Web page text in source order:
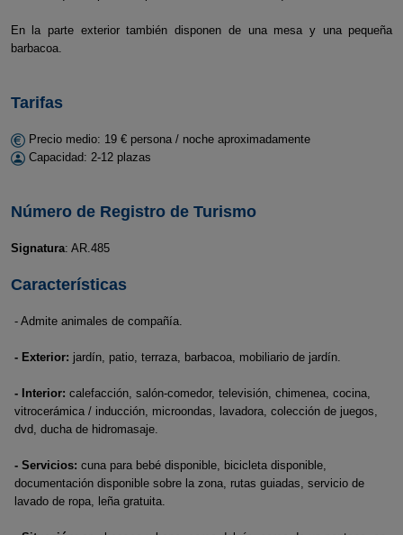
En la parte exterior también disponen de una mesa y una pequeña
barbacoa.
Tarifas
Precio medio: 19 € persona / noche aproximadamente
Capacidad: 2-12 plazas
Número de Registro de Turismo
Signatura: AR.485
Características
- Admite animales de compañía.
- Exterior: jardín, patio, terraza, barbacoa, mobiliario de jardín.
- Interior: calefacción, salón-comedor, televisión, chimenea, cocina,
vitrocerámica / inducción, microondas, lavadora, colección de juegos,
dvd, ducha de hidromasaje.
- Servicios: cuna para bebé disponible, bicicleta disponible,
documentación disponible sobre la zona, rutas guiadas, servicio de
lavado de ropa, leña gratuita.